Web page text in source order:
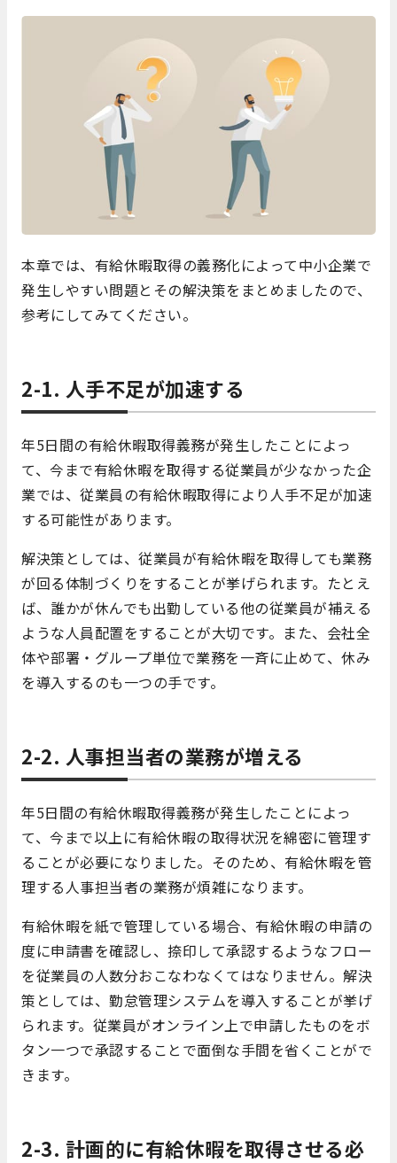
本章では、有給休暇取得の義務化によって中小企業で
発生しやすい問題とその解決策をまとめましたので、
参考にしてみてください。
2-1. 人手不足が加速する
年5日間の有給休暇取得義務が発生したことによっ
て、今まで有給休暇を取得する従業員が少なかった企
業では、従業員の有給休暇取得により人手不足が加速
する可能性があります。
解決策としては、従業員が有給休暇を取得しても業務
が回る体制づくりをすることが挙げられます。たとえ
ば、誰かが休んでも出勤している他の従業員が補える
ような人員配置をすることが大切です。また、会社全
体や部署・グループ単位で業務を一斉に止めて、休み
を導入するのも一つの手です。
2-2. 人事担当者の業務が増える
年5日間の有給休暇取得義務が発生したことによっ
て、今まで以上に有給休暇の取得状況を綿密に管理す
ることが必要になりました。そのため、有給休暇を管
理する人事担当者の業務が煩雑になります。
有給休暇を紙で管理している場合、有給休暇の申請の
度に申請書を確認し、捺印して承認するようなフロー
を従業員の人数分おこなわなくてはなりません。解決
策としては、勤怠管理システムを導入することが挙げ
られます。従業員がオンライン上で申請したものをボ
タン一つで承認することで面倒な手間を省くことがで
きます。
2-3. 計画的に有給休暇を取得させる必